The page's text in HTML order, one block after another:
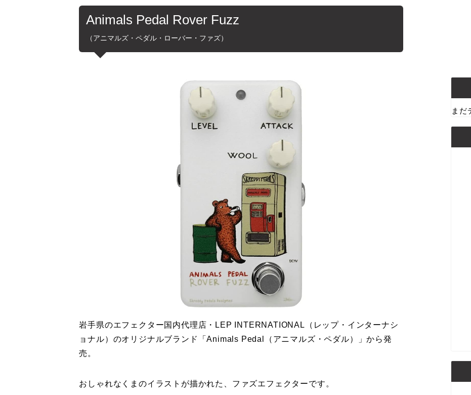
Animals Pedal Rover Fuzz
（アニマルズ・ペダル・ローバー・ファズ）
岩手県のエフェクター国内代理店・LEP INTERNATIONAL（レップ・インターナシ
ョナル）のオリジナルブランド「Animals Pedal（アニマルズ・ペダル）」から発
売。
おしゃれなくまのイラストが描かれた、ファズエフェクターです。
まだ